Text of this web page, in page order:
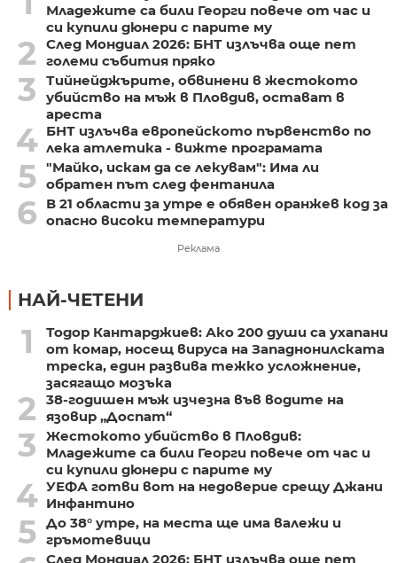
Младежите са били Георги повече от час и
си купили дюнери с парите му
2
След Мондиал 2026: БНТ излъчва още пет
големи събития пряко
3
Тийнейджърите, обвинени в жестокото
убийство на мъж в Пловдив, остават в
ареста
4 БНТ излъчва европейското първенство по
лека атлетика - вижте програмата
5 "Майко, искам да се лекувам": Има ли
обратен път след фентанила
6
В 21 области за утре е обявен оранжев код за
опасно високи температури
Реклама
НАЙ-ЧЕТЕНИ
1
Тодор Кантарджиев: Ако 200 души са ухапани
от комар, носещ вируса на Западнонилската
треска, един развива тежко усложнение,
засягащо мозъка
2
38-годишен мъж изчезна във водите на
язовир „Доспат“
3
Жестокото убийство в Пловдив:
Младежите са били Георги повече от час и
си купили дюнери с парите му
4 УЕФА готви вот на недоверие срещу Джани
Инфантино
5 До 38° утре, на места ще има валежи и
гръмотевици
След Мондиал 2026: БНТ излъчва още пет